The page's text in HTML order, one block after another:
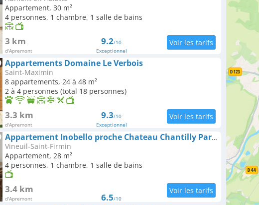
Appartement, 30 m²
4 personnes, 1 chambre, 1 salle de bains
3 km
d'Apremont
9.2/10
Exceptionnel
Appartements Domaine Le Verbois
Saint-Maximin
8 appartements, 24 à 48 m²
2 à 4 personnes (total 18 personnes)
3.3 km
d'Apremont
9.3/10
Exceptionnel
Appartement Inobello proche Chateau Chantilly Parc Asterix
Vineuil-Saint-Firmin
Appartement, 28 m²
4 personnes, 1 chambre, 1 salle de bains
3.4 km
d'Apremont 6.5/10